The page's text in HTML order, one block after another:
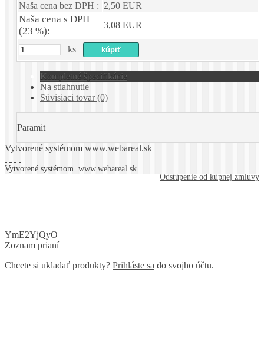
Naša cena bez DPH : 2,50 EUR
Naša cena s DPH
(23 %):
3,08 EUR
ks
Kompletné špecifikácie
Na stiahnutie
Súvisiaci tovar (0)
Paramit
Vytvorené systémom www.webareal.sk
Vytvorené systémom www.webareal.sk
Odstúpenie od kúpnej zmluvy
YmE2YjQyO
Zoznam prianí
Chcete si ukladať produkty? Prihláste sa do svojho účtu.